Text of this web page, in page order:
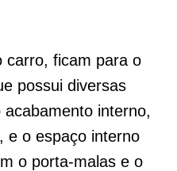
carro, ficam para o
possui diversas
interno,
e o espaço interno
o porta-malas e o